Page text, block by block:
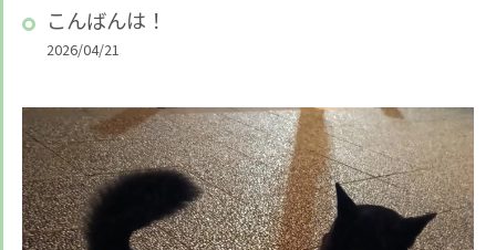
こんばんは！
2026/04/21